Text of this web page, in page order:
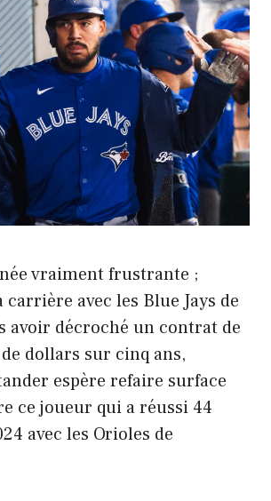
vraiment frustrante ;
carrière avec les Blue Jays de
avoir décroché un contrat de
dollars sur cinq ans,
espère refaire surface
ce joueur qui a réussi 44
avec les Orioles de